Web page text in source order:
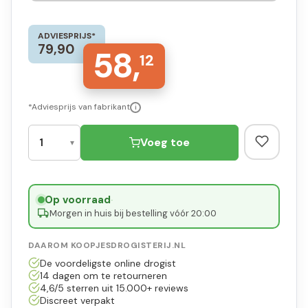
ADVIESPRIJS*
79,90 58,12
*Adviesprijs van fabrikant i
Voeg toe
Op voorraad·
Morgen in huis bij bestelling vóór 20:00
DAAROM KOOPJESDROGISTERIJ.NL
De voordeligste online drogist
14 dagen om te retourneren
4,6/5 sterren uit 15.000+ reviews
Discreet verpakt